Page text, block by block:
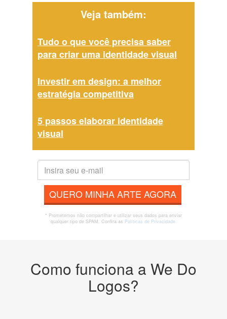
Veja também:
Tudo o que você precisa saber
para criar uma identidade visual
Investir em design: a melhor
estratégia competitiva
5 passos elaborar identidade
visual
QUERO MINHA ARTE AGORA
* Prometemos não compartilhar e utilizar seus dados para enviar
qualquer tipo de SPAM. Confira as Políticas de Privacidade.
Como funciona a We Do
Logos?